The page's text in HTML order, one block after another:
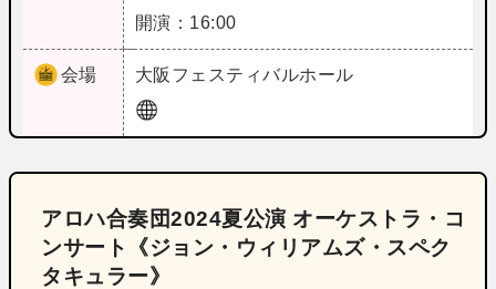
開演：16:00
会場 大阪 フェスティバルホール
アロハ合奏団2024夏公演 オーケストラ・コ
ンサート《ジョン・ウィリアムズ・スペク
タキュラー》